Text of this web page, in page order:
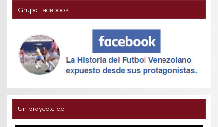
Grupo Facebook
Un proyecto de: